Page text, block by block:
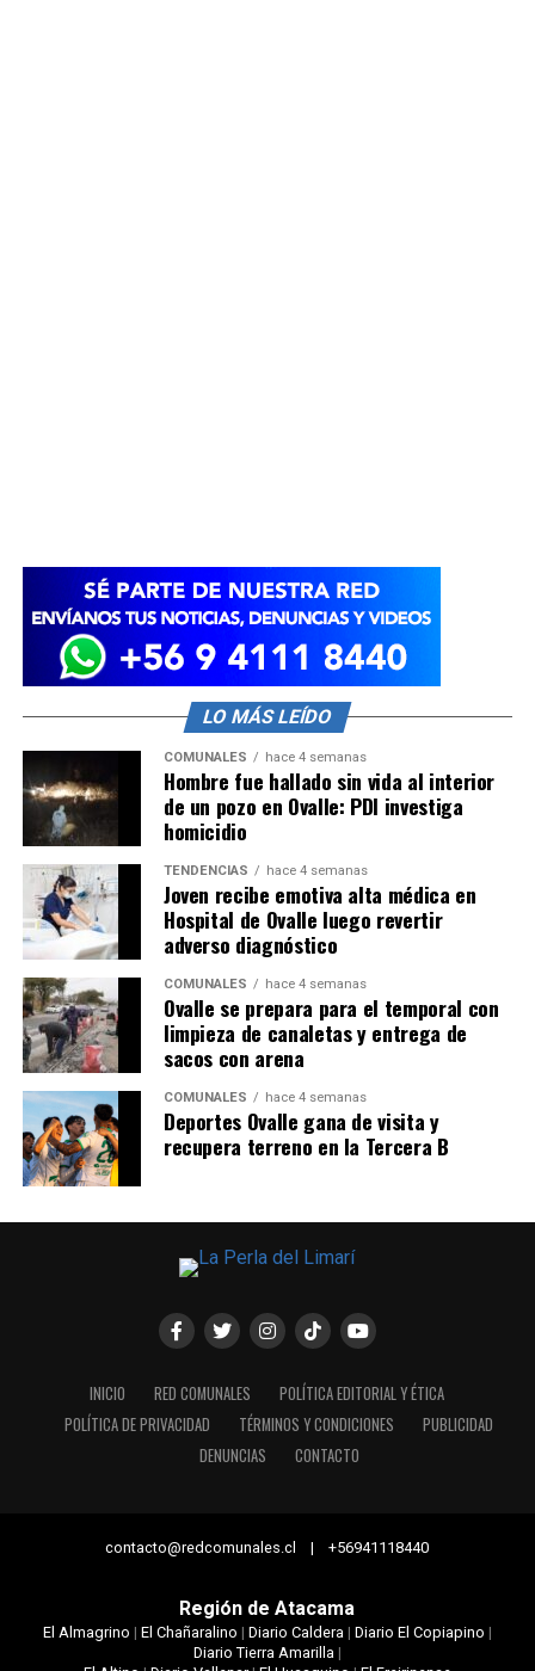
LO MÁS LEÍDO
COMUNALES hace 4 semanas
Hombre fue hallado sin vida al interior
de un pozo en Ovalle: PDI investiga
homicidio
TENDENCIAS hace 4 semanas
Joven recibe emotiva alta médica en
Hospital de Ovalle luego revertir
adverso diagnóstico
COMUNALES hace 4 semanas
Ovalle se prepara para el temporal con
limpieza de canaletas y entrega de
sacos con arena
COMUNALES hace 4 semanas
Deportes Ovalle gana de visita y
recupera terreno en la Tercera B
INICIO RED COMUNALES
POLÍTICA EDITORIAL Y ÉTICA
POLÍTICA DE PRIVACIDAD
TÉRMINOS Y CONDICIONES
PUBLICIDAD
DENUNCIAS
CONTACTO
contacto@redcomunales.cl | +56941118440
Región de Atacama
El Almagrino | El Chañaralino | Diario Caldera | Diario El Copiapino |
Diario Tierra Amarilla |